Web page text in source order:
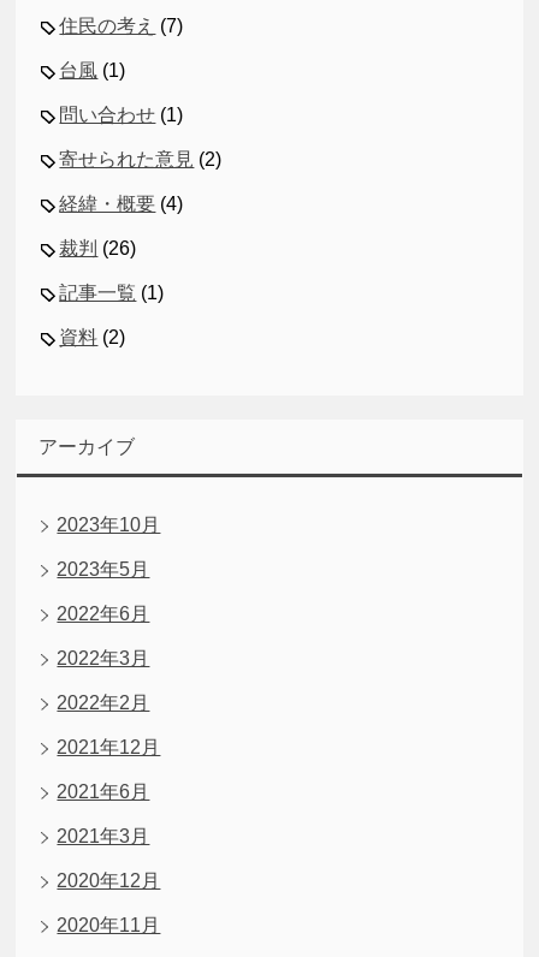
住民の考え (7)
台風 (1)
問い合わせ (1)
寄せられた意見 (2)
経緯・概要 (4)
裁判 (26)
記事一覧 (1)
資料 (2)
アーカイブ
2023年10月
2023年5月
2022年6月
2022年3月
2022年2月
2021年12月
2021年6月
2021年3月
2020年12月
2020年11月